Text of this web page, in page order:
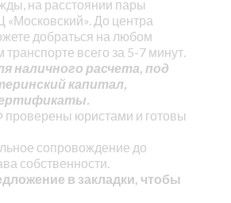
на расстоянии пары
«Московский». До центра
добраться на любом
всего за 5-7 минут.
наличного расчета, под
капитал,
юристами и готовы
сопровождение до
собственности.
в закладки, чтобы